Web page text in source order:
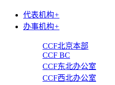
代表机构+
办事机构+
CCF北京本部
CCF BC
CCF东北办公室
CCF西北办公室